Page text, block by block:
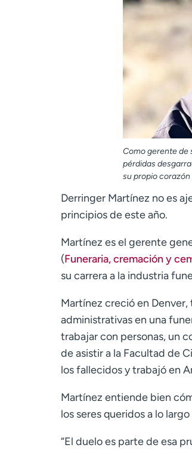
Como gerente de
pérdidas
su propio
Derringer Martínez no es
principios de este año.
Martínez es el gerente
(Funeraria, cremación y
su carrera a la industria
Martínez creció en
administrativas en una
trabajar con personas, un
de asistir a la Facultad de
los fallecidos y trabajó en
Martínez entiende bien
los seres queridos a lo
“El duelo es parte de esa